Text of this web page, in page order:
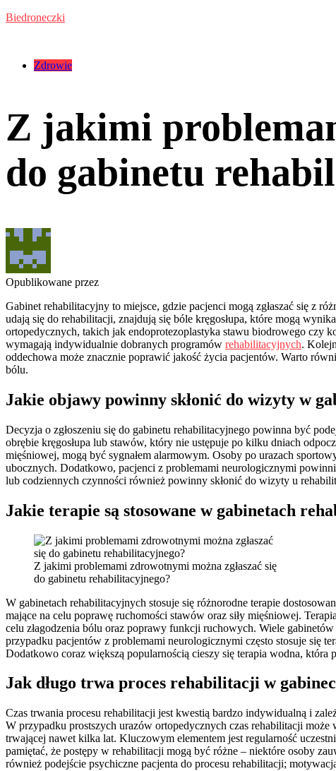
Przejdź
Biedroneczki
Kategorie:Zdrowie
Z jakimi
do gabinetu
Opublikowane przez
Gabinet rehabilitacyjny to miejsce, gdzie pacjenci mogą zgłaszać się z
udają się do rehabilitacji, znajdują się bóle kręgosłupa, które mogą
ortopedycznych, takich jak endoprotezoplastyka stawu biodrowego czy
wymagają indywidualnie dobranych programów rehabilitacyjnych.
oddechowa może znacznie poprawić jakość życia pacjentów. Warto
bólu.
Jakie objawy powinny skłonić do wizyty w
Decyzja o zgłoszeniu się do gabinetu rehabilitacyjnego powinna być
obrębie kręgosłupa lub stawów, który nie ustępuje po kilku dniach
mięśniowej, mogą być sygnałem alarmowym. Osoby po urazach
ubocznych. Dodatkowo, pacjenci z problemami neurologicznymi
lub codziennych czynności również powinny skłonić do wizyty u
Jakie terapie są stosowane w gabinetach
Z jakimi problemami zdrowotnymi można zgłaszać się
do gabinetu rehabilitacyjnego?
W gabinetach rehabilitacyjnych stosuje się różnorodne terapie
mające na celu poprawę ruchomości stawów oraz siły mięśniowej.
celu złagodzenia bólu oraz poprawy funkcji ruchowych. Wiele
przypadku pacjentów z problemami neurologicznymi często stosuje się
Dodatkowo coraz większą popularnością cieszy się terapia wodna,
Jak długo trwa proces rehabilitacji w
Czas trwania procesu rehabilitacji jest kwestią bardzo indywidualną i
W przypadku prostszych urazów ortopedycznych czas rehabilitacji
trwającej nawet kilka lat. Kluczowym elementem jest regularność
pamiętać, że postępy w rehabilitacji mogą być różne – niektóre osoby
również podejście psychiczne pacjenta do procesu rehabilitacji;